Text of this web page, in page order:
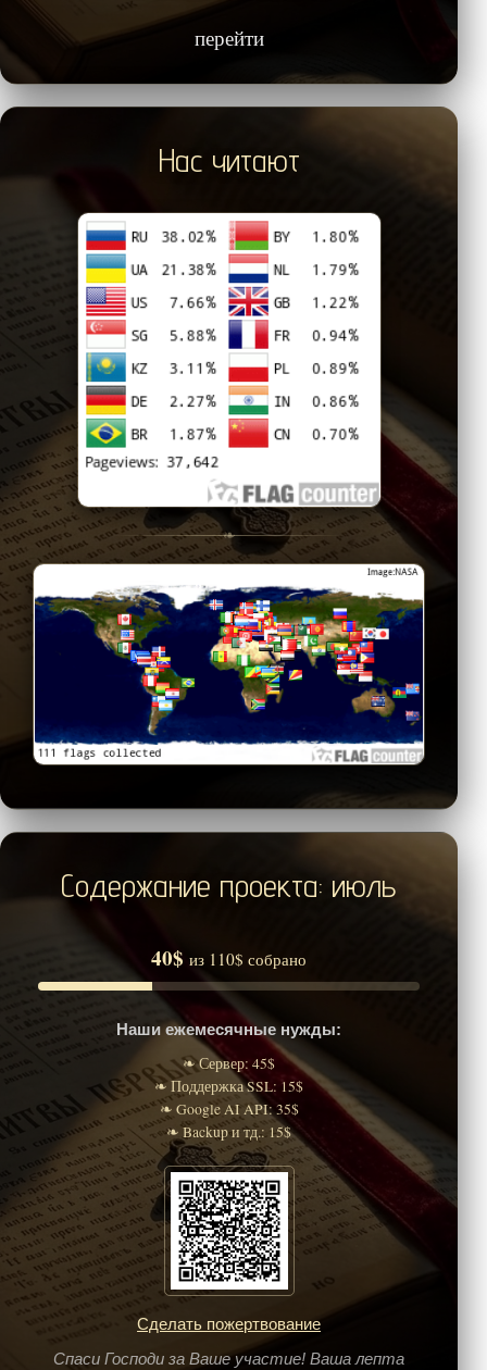
перейти
Нас читают
❧
Содержание проекта: июль
40$ из 110$ собрано
Наши ежемесячные нужды:
❧ Сервер: 45$
❧ Поддержка SSL: 15$
❧ Google AI API: 35$
❧ Backup и тд.: 15$
Сделать пожертвование
Спаси Господи за Ваше участие! Ваша лепта